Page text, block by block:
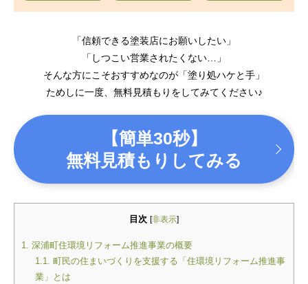
「信頼できる塗装店にお願いしたい」
「しつこい営業されたくない…」
そんな方にこそおすすめなのが「塗り処ハケと手」
ためしに一度、無料見積もりをしてみてください♪
【簡単30秒】
無料見積もりしてみる
目次 [非表示]
1. 深浦町住環境リフォーム推進事業の概要
1.1. 町民の住まいづくりを支援する「住環境リフォーム推進事
業」とは